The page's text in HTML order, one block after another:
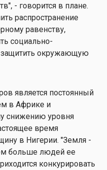
- говорится в плане.
распространение
равенству,
социально-
защитить окружающую
является постоянный
в Африке и
снижению уровня
время
в Нигерии. "Земля -
больше людей ее
конкурировать